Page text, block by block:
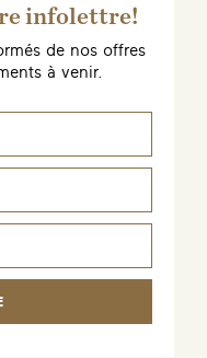
infolettre!
de nos offres
à venir.